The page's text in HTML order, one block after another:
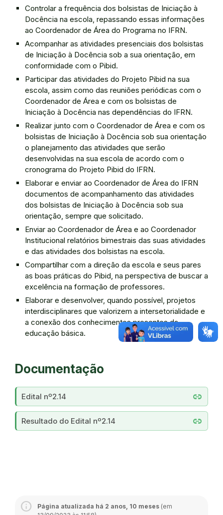
Controlar a frequência dos bolsistas de Iniciação à
Docência na escola, repassando essas informações
ao Coordenador de Área do Programa no IFRN.
Acompanhar as atividades presenciais dos bolsistas
de Iniciação à Docência sob a sua orientação, em
conformidade com o Pibid.
Participar das atividades do Projeto Pibid na sua
escola, assim como das reuniões periódicas com o
Coordenador de Área e com os bolsistas de
Iniciação à Docência nas dependências do IFRN.
Realizar junto com o Coordenador de Área e com os
bolsistas de Iniciação à Docência sob sua orientação
o planejamento das atividades que serão
desenvolvidas na sua escola de acordo com o
cronograma do Projeto Pibid do IFRN.
Elaborar e enviar ao Coordenador de Área do IFRN
documentos de acompanhamento das atividades
dos bolsistas de Iniciação à Docência sob sua
orientação, sempre que solicitado.
Enviar ao Coordenador de Área e ao Coordenador
Institucional relatórios bimestrais das suas atividades
e das atividades dos bolsistas na escola.
Compartilhar com a direção da escola e seus pares
as boas práticas do Pibid, na perspectiva de buscar a
excelência na formação de professores.
Elaborar e desenvolver, quando possível, projetos
interdisciplinares que valorizem a intersetorialidade e
a conexão dos conhecimentos presentes da
educação básica.
Documentação
link
Edital nº2.14
link
Resultado do Edital nº2.14
Página atualizada há 2 anos, 10 meses (em